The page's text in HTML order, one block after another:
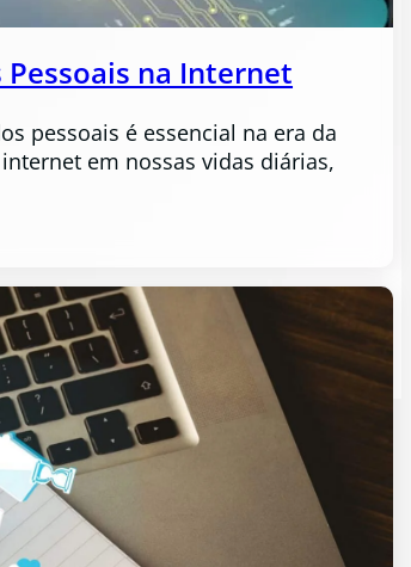
Pessoais na Internet
pessoais é essencial na era da
em nossas vidas diárias,